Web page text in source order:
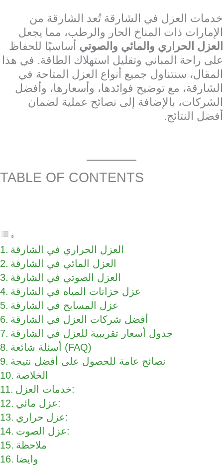
خدمات العزل في الشارقة تُعد الشارقة من
الإمارات ذات المناخ الحار والرطب، مما يجعل
العزل الحراري والمائي والصوتي أساسيًا للحفاظ
على راحة المباني وتقليل استهلاك الطاقة. في هذا
المقال، سنتناول جميع أنواع العزل المتاحة في
الشارقة، مع توضيح فوائدها، وأسعارها، وأفضل
الشركات، بالإضافة إلى نصائح عملية لضمان
أفضل النتائج.
TABLE OF CONTENTS
العزل الحراري في الشارقة
العزل المائي في الشارقة
العزل الصوتي في الشارقة
عزل خزانات المياه في الشارقة
عزل المسابح في الشارقة
أفضل شركات العزل في الشارقة
جدول أسعار تقريبية للعزل في الشارقة
أسئلة شائعة (FAQ)
نصائح عامة للحصول على أفضل نتيجة
الخلاصة
خدمات العزل:
عزل مائي:
عزل حراري:
عزل الصوت:
ملاحظة
وايضا